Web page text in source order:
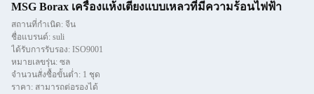
MSG Borax เครื่องแห้งเตียงแบบเหลวที่มีความร้อนไฟฟ้า
สถานที่กำเนิด: จีน
ชื่อแบรนด์: suli
ได้รับการรับรอง: ISO9001
หมายเลขรุ่น: ซล
จำนวนสั่งซื้อขั้นต่ำ: 1 ชุด
ราคา: สามารถต่อรองได้